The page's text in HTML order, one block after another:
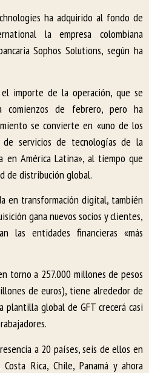
ha adquirido al fondo de
la empresa colombiana
Sophos Solutions, según ha
importe de la operación, que se
comienzos de febrero, pero ha
se convierte en «uno de los
de servicios de tecnologías de la
en América Latina», al tiempo que
de distribución global.
en transformación digital, también
gana nuevos socios y clientes,
las entidades financieras «más
torno a 257.000 millones de pesos
de euros), tiene alrededor de
plantilla global de GFT crecerá casi
a 20 países, seis de ellos en
Rica, Chile, Panamá y ahora